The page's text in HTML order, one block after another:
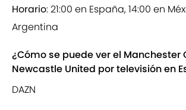
Horario: 21:00 en España, 14:00 en
Argentina
¿Cómo se puede ver el Manchester
Newcastle United por televisión en
DAZN